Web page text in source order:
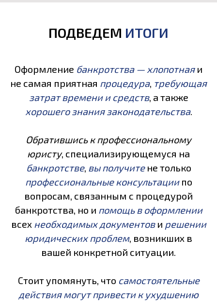
ПОДВЕДЕМ ИТОГИ
Оформление банкротства — хлопотнаяи
не самая приятная процедура, требующая
затрат времени и средств, а также
хорошего знания законодательства.
Обратившись к профессиональному
юристу, специализирующемуся на
банкротстве, вы получитене только
профессиональные консультациипо
вопросам, связанным с процедурой
банкротства, но и помощь в оформлении
всех необходимых документови решении
юридических проблем, возникших в
вашей конкретной ситуации.
Стоит упомянуть, что самостоятельные
действия могут привести к ухудшению